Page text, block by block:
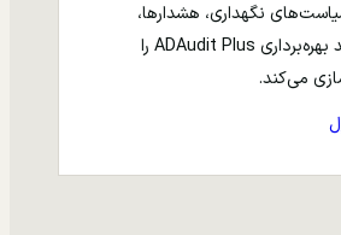
نگهداری، هشدارها،
گزارش‌ها و فرایند بهره‌برداری ADAudit Plus را
می‌کند.